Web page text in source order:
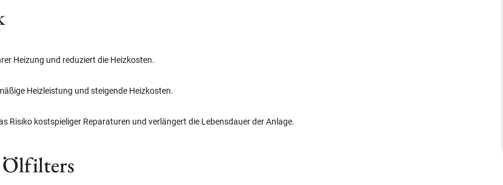
Heizung und reduziert die Heizkosten.
Heizleistung und steigende Heizkosten.
Risiko kostspieliger Reparaturen und verlängert die Lebensdauer der Anlage.
Ölfilters